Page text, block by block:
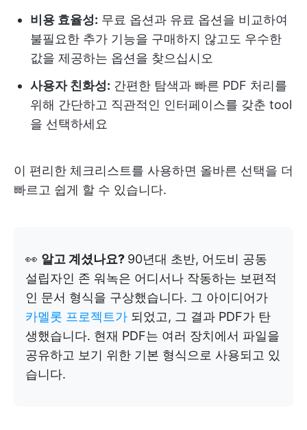
비용 효율성: 무료 옵션과 유료 옵션을 비교하여
불필요한 추가 기능을 구매하지 않고도 우수한
값을 제공하는 옵션을 찾으십시오
사용자 친화성: 간편한 탐색과 빠른 PDF 처리를
위해 간단하고 직관적인 인터페이스를 갖춘 tool
을 선택하세요
이 편리한 체크리스트를 사용하면 올바른 선택을 더
빠르고 쉽게 할 수 있습니다.
👀 알고 계셨나요? 90년대 초반, 어도비 공동
설립자인 존 워녹은 어디서나 작동하는 보편적
인 문서 형식을 구상했습니다. 그 아이디어가
카멜롯 프로젝트가 되었고, 그 결과 PDF가 탄
생했습니다. 현재 PDF는 여러 장치에서 파일을
공유하고 보기 위한 기본 형식으로 사용되고 있
습니다.